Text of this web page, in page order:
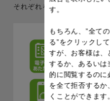
それぞれを美味しく食べられ
電子レンジ
※ふたは外して
食洗器OK
す。
もちろん、”全て
る”をクリックし
すが、お客様は
するか、あるいは
的に閲覧するの
を全て拒否する
くことができま